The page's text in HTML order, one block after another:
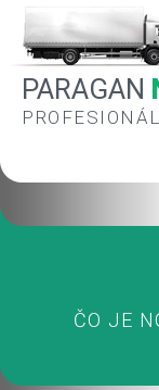
PARAGAN
ČO JE